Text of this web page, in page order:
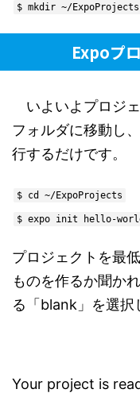
$ mkdir ~/ExpoProjects
Expoプ
いよいよプロジ
フォルダに移動し
行するだけです。
$ cd ~/ExpoProjects
$ expo init hello-
プロジェクトを最
ものを作るか聞か
る「blank」を選択
Your project is